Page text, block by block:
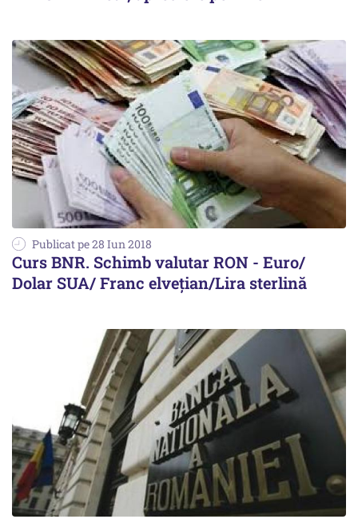
Publicat pe 28 Iun 2018
Curs BNR. Schimb valutar RON - Euro/
Dolar SUA/ Franc elvețian/Lira sterlină